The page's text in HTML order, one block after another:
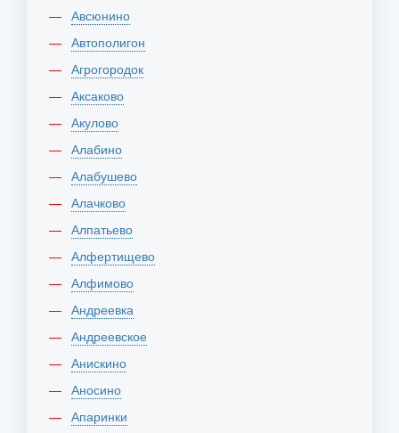
Авсюнино
Автополигон
Агрогородок
Аксаково
Акулово
Алабино
Алабушево
Алачково
Алпатьево
Алфертищево
Алфимово
Андреевка
Андреевское
Анискино
Аносино
Апаринки